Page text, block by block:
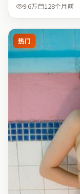
9.6万
128个月前
热门